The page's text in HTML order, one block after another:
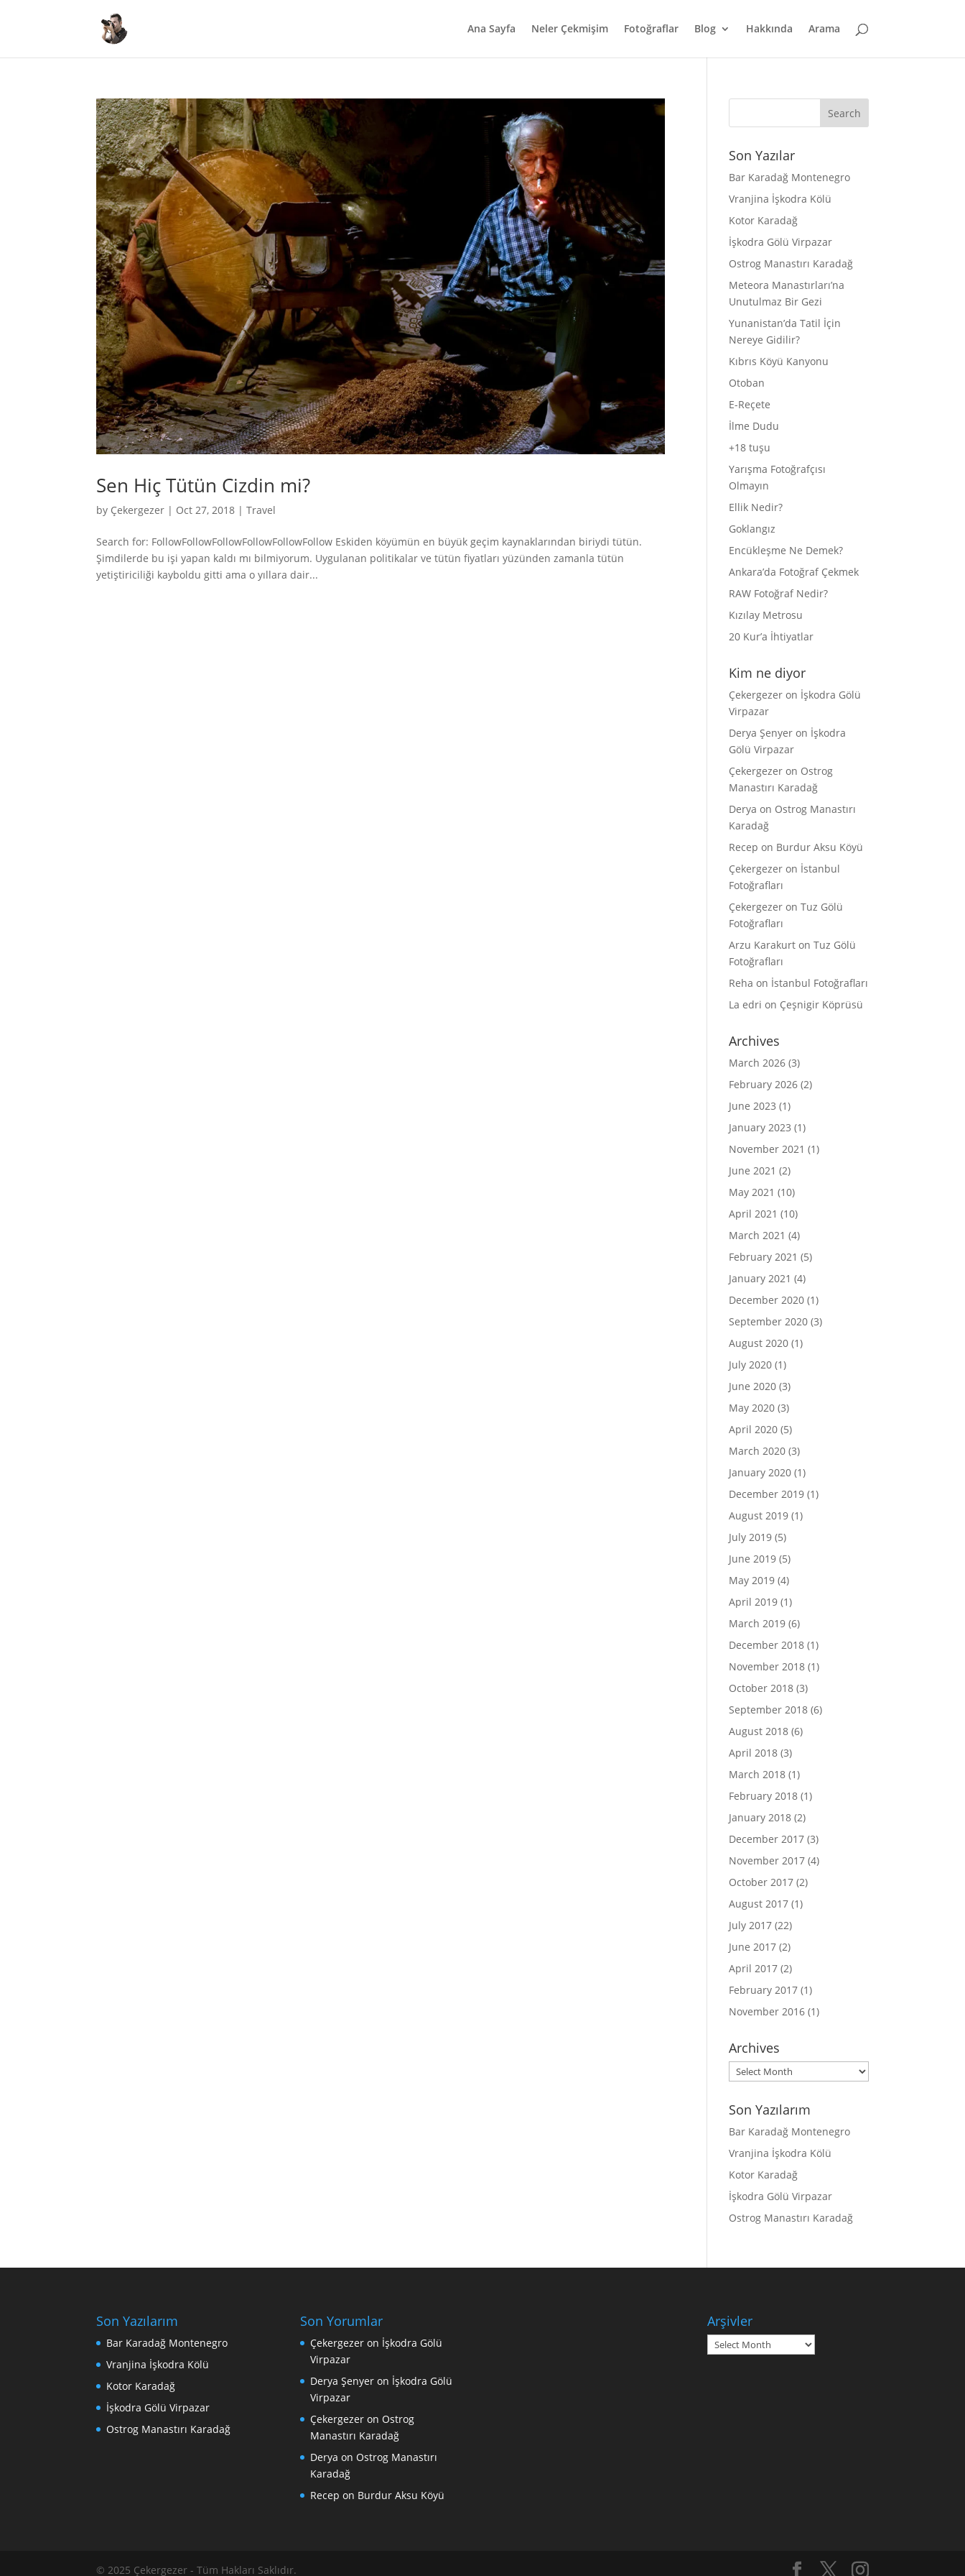
Ana Sayfa Neler Çekmişim Fotoğraflar Blog Hakkında Arama
Sen Hiç Tütün Cizdin mi?
by Çekergezer | Oct 27, 2018 |Travel
Search for: FollowFollowFollowFollowFollowFollow Eskiden köyümün en büyük geçim kaynaklarından biriydi tütün.
Şimdilerde bu işi yapan kaldı mı bilmiyorum. Uygulanan politikalar ve tütün fiyatları yüzünden zamanla tütün
yetiştiriciliği kayboldu gitti ama o yıllara dair...
Son Yazılar
Bar Karadağ Montenegro
Vranjina İşkodra Kölü
Kotor Karadağ
İşkodra Gölü Virpazar
Ostrog Manastırı Karadağ
Meteora Manastırları’na
Unutulmaz Bir Gezi
Yunanistan’da Tatil İçin
Nereye Gidilir?
Kıbrıs Köyü Kanyonu
Otoban
E-Reçete
İlme Dudu
+18 tuşu
Yarışma Fotoğrafçısı
Olmayın
Ellik Nedir?
Goklangız
Encükleşme Ne Demek?
Ankara’da Fotoğraf Çekmek
RAW Fotoğraf Nedir?
Kızılay Metrosu
20 Kur’a İhtiyatlar
Kim ne diyor
Çekergezer on İşkodra Gölü
Virpazar
Derya Şenyer on İşkodra
Gölü Virpazar
Çekergezer on Ostrog
Manastırı Karadağ
Derya on Ostrog Manastırı
Karadağ
Recep on Burdur Aksu Köyü
Çekergezer on İstanbul
Fotoğrafları
Çekergezer onTuz Gölü
Fotoğrafları
Arzu Karakurt onTuz Gölü
Fotoğrafları
Reha on İstanbul Fotoğrafları
La edri on Çeşnigir Köprüsü
Archives
March 2026 (3)
February 2026 (2)
June 2023 (1)
January 2023 (1)
November 2021 (1)
June 2021 (2)
May 2021 (10)
April 2021 (10)
March 2021 (4)
February 2021 (5)
January 2021 (4)
December 2020 (1)
September 2020 (3)
August 2020 (1)
July 2020 (1)
June 2020 (3)
May 2020 (3)
April 2020 (5)
March 2020 (3)
January 2020 (1)
December 2019 (1)
August 2019 (1)
July 2019 (5)
June 2019 (5)
May 2019 (4)
April 2019 (1)
March 2019 (6)
December 2018 (1)
November 2018 (1)
October 2018 (3)
September 2018 (6)
August 2018 (6)
April 2018 (3)
March 2018 (1)
February 2018 (1)
January 2018 (2)
December 2017 (3)
November 2017 (4)
October 2017 (2)
August 2017 (1)
July 2017 (22)
June 2017 (2)
April 2017 (2)
February 2017 (1)
November 2016 (1)
Archives
Archives
Son Yazılarım
Bar Karadağ Montenegro
Vranjina İşkodra Kölü
Kotor Karadağ
İşkodra Gölü Virpazar
Ostrog Manastırı Karadağ
Son Yazılarım
Bar Karadağ Montenegro
Vranjina İşkodra Kölü
Kotor Karadağ
İşkodra Gölü Virpazar
Ostrog Manastırı Karadağ
Son Yorumlar
Çekergezeron İşkodra Gölü
Virpazar
Derya Şenyeron İşkodra Gölü
Virpazar
Çekergezeron Ostrog
Manastırı Karadağ
Derya on Ostrog Manastırı
Karadağ
Recep on Burdur Aksu Köyü
Arşivler
Arşivler
© 2025 Çekergezer - Tüm Hakları Saklıdır.